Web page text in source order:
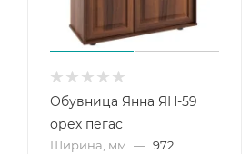
Обувница Янна ЯН-59
орех пегас
Ширина, мм — 972